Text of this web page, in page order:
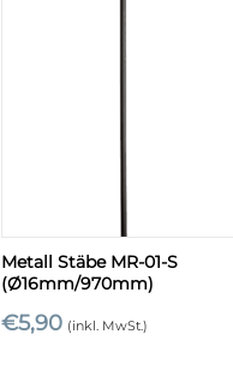
Metall Stäbe MR-01-S
(Ø16mm/970mm)
€5,90 (inkl. MwSt.)